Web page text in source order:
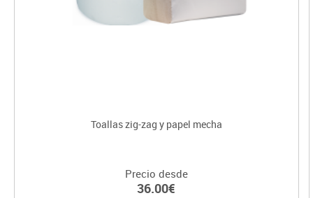
Toallas zig-zag y papel mecha
Precio desde
36.00€